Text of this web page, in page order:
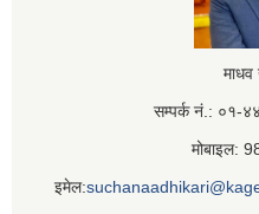
माधव
सम्पर्क नं.: ०१-
मोबाइल:
इमेल: